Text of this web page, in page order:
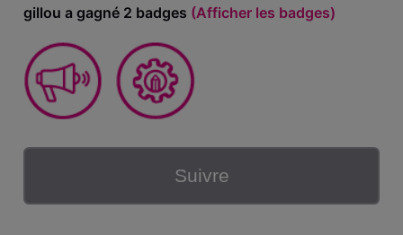
gillou a gagné 2 badges (Afficher les badges)
Suivre